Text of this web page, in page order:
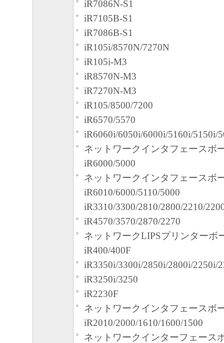
iR7086N-S1
iR7105B-S1
iR7086B-S1
iR105i/8570N/7270N
iR105i-M3
iR8570N-M3
iR7270N-M3
iR105/8500/7200
iR6570/5570
iR6060i/6050i/6000i/5160i/5150i/
ネットワークインタフェースボ
iR6000/5000
ネットワークインタフェースボ
iR6010/6000/5110/5000
iR3310/3300/2810/2800/2210/
iR4570/3570/2870/2270
ネットワークLIPSプリンターボ
iR400/400F
iR3350i/3300i/2850i/2800i/2250i/
iR3250i/3250
iR2230F
ネットワークインタフェースボ
iR2010/2000/1610/1600/1500
ネットワークインターフェース